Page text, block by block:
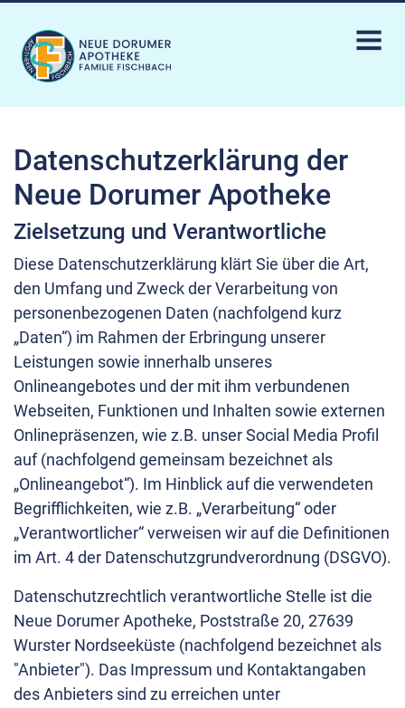
Datenschutzerklärung der
Neue Dorumer Apotheke
Zielsetzung und Verantwortliche
Diese Datenschutzerklärung klärt Sie über die Art,
den Umfang und Zweck der Verarbeitung von
personenbezogenen Daten (nachfolgend kurz
„Daten“) im Rahmen der Erbringung unserer
Leistungen sowie innerhalb unseres
Onlineangebotes und der mit ihm verbundenen
Webseiten, Funktionen und Inhalten sowie externen
Onlinepräsenzen, wie z.B. unser Social Media Profil
auf (nachfolgend gemeinsam bezeichnet als
„Onlineangebot“). Im Hinblick auf die verwendeten
Begrifflichkeiten, wie z.B. „Verarbeitung“ oder
„Verantwortlicher“ verweisen wir auf die Definitionen
im Art. 4 der Datenschutzgrundverordnung (DSGVO).
Datenschutzrechtlich verantwortliche Stelle ist die
Neue Dorumer Apotheke, Poststraße 20, 27639
Wurster Nordseeküste (nachfolgend bezeichnet als
"Anbieter"). Das Impressum und Kontaktangaben
des Anbieters sind zu erreichen unter